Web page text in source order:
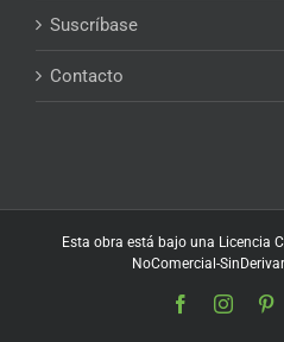
Suscríbase
Contacto
Esta obra está bajo una Licencia
NoComercial-
Facebook